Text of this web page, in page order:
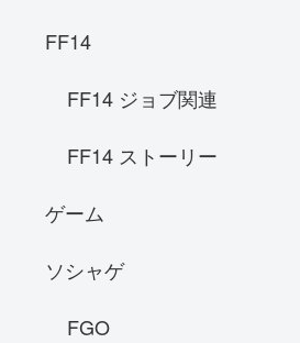
FF14
FF14 ジョブ関連
FF14 ストーリー
ゲーム
ソシャゲ
FGO